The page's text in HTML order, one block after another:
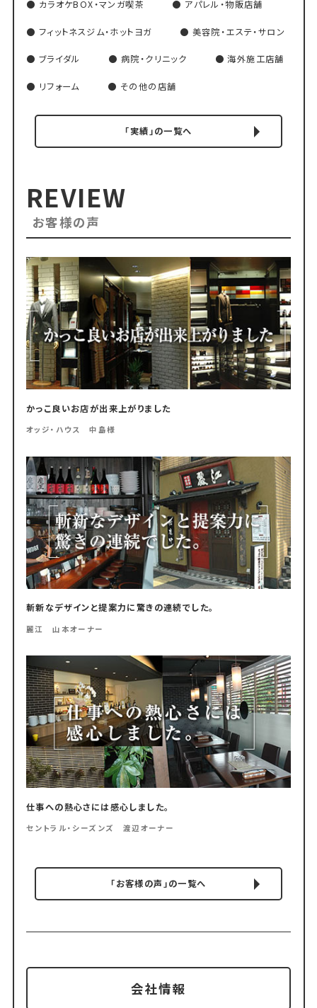
カラオケBOX・マンガ喫茶 アパレル・物販店舗
フィットネスジム・ホットヨガ 美容院・エステ・サロン
ブライダル 病院・クリニック 海外施工店舗
リフォーム その他の店舗
「実績」の一覧へ
REVIEW
お客様の声
かっこ良いお店が出来上がりました
オッジ・ハウス 中島様
斬新なデザインと提案力に驚きの連続でした。
麗江 山本オーナー
仕事への熱心さには感心しました。
セントラル・シーズンズ 渡辺オーナー
「お客様の声」の一覧へ
会社情報